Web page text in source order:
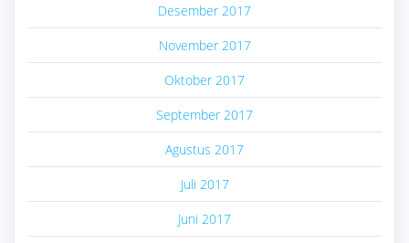
Desember 2017
November 2017
Oktober 2017
September 2017
Agustus 2017
Juli 2017
Juni 2017